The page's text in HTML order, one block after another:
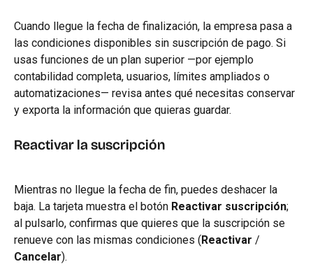
Cuando llegue la fecha de finalización, la empresa pasa a
las condiciones disponibles sin suscripción de pago. Si
usas funciones de un plan superior —por ejemplo
contabilidad completa, usuarios, límites ampliados o
automatizaciones— revisa antes qué necesitas conservar
y exporta la información que quieras guardar.
Reactivar la suscripción
Mientras no llegue la fecha de fin, puedes deshacer la
baja. La tarjeta muestra el botón Reactivar suscripción;
al pulsarlo, confirmas que quieres que la suscripción se
renueve con las mismas condiciones (Reactivar /
Cancelar).